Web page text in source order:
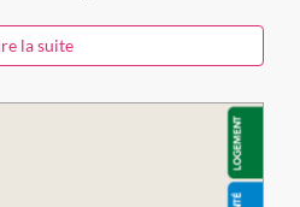
la suite